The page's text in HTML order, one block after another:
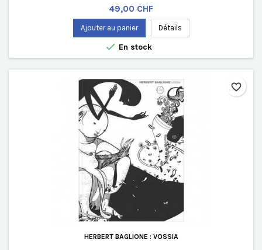
Prix
49,00 CHF
Ajouter au panier Détails
 En stock
HERBERT BAGLIONE : VOSSIA
favorite_border